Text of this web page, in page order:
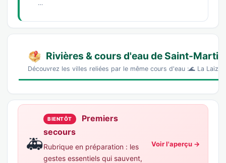
…
Rivières & cours d'eau de Saint-
Découvrez les villes reliées par le même cours d'eau :🌊 La
🚑
BIENTÔT
Premiers
secours
Rubrique en préparation : les
gestes essentiels qui sauvent,
Voir l'aperçu →